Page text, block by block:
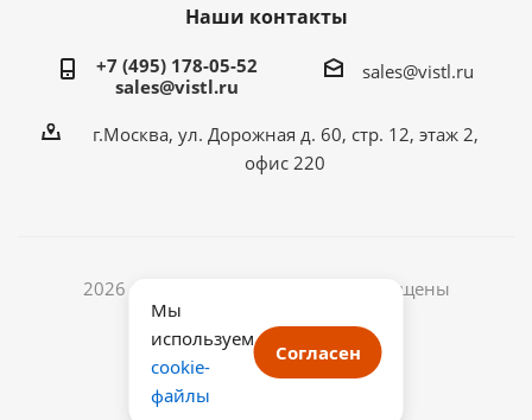
Наши контакты
+7 (495) 178-05-52
sales@vistl.ru
sales@vistl.ru
г.Москва, ул. Дорожная д. 60, стр. 12, этаж 2,
офис 220
2026 © ООО ВИСТЛ. Все права защищены
ОГРН: 1187746067541
Мы
используем
cookie-
файлы
Согласен